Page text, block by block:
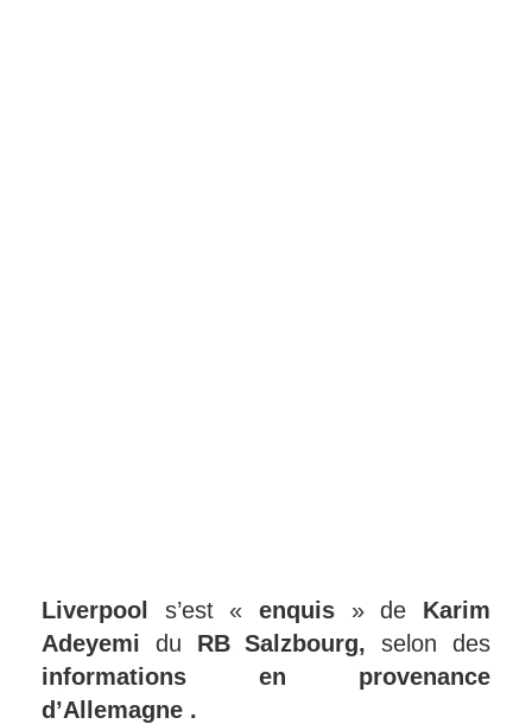
Liverpool s’est «enquis » de Karim
Adeyemi du RB Salzbourg, selon des
informations en provenance
d’Allemagne .